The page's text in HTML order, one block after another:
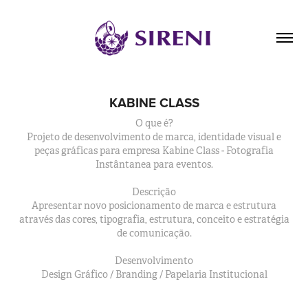
KABINE CLASS
O que é?
Projeto de desenvolvimento de marca, identidade visual e
peças gráficas para empresa Kabine Class - Fotografia
Instântanea para eventos.
Descrição
Apresentar novo posicionamento de marca e estrutura
através das cores, tipografia, estrutura, conceito e estratégia
de comunicação.
Desenvolvimento
Design Gráfico / Branding / Papelaria Institucional